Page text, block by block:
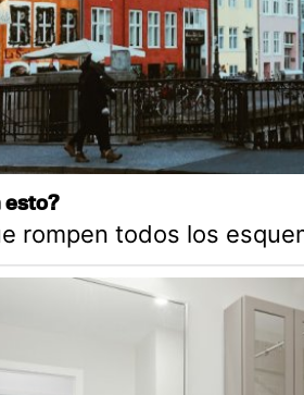
esto?
rompen todos los